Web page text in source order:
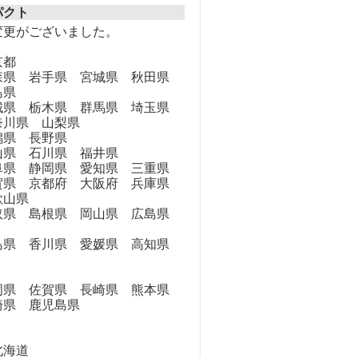
ト
がございました。
県 岩手県 宮城県 秋田県
県 栃木県 群馬県 埼玉県
県 山梨県
長野県
石川県 福井県
静岡県 愛知県 三重県
県 京都府 大阪府 兵庫県
県
県 島根県 岡山県 広島県
香川県 愛媛県 高知県
県 佐賀県 長崎県 熊本県
鹿児島県
道